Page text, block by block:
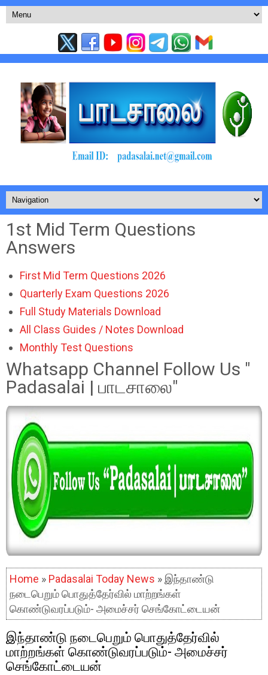
1st Mid Term Questions
Answers
First Mid Term Questions 2026
Quarterly Exam Questions 2026
Full Study Materials Download
All Class Guides / Notes Download
Monthly Test Questions
Whatsapp Channel Follow Us "
Padasalai | பாடசாலை"
Home » Padasalai Today News » இந்தாண்டு
நடைபெறும் பொதுத்தேர்வில் மாற்றங்கள்
கொண்டுவரப்படும்- அமைச்சர் செங்கோட்டையன்
இந்தாண்டு நடைபெறும் பொதுத்தேர்வில்
மாற்றங்கள் கொண்டுவரப்படும்- அமைச்சர்
செங்கோட்டையன்